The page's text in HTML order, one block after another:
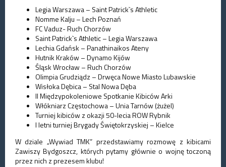
Legia Warszawa – Saint Patrick`s Athletic
Nomme Kalju – Lech Poznań
FC Vaduz- Ruch Chorzów
Saint Patrick`s Athletic – Legia Warszawa
Lechia Gdańsk – Panathinaikos Ateny
Hutnik Kraków – Dynamo Kijów
Śląsk Wrocław – Ruch Chorzów
Olimpia Grudziądz – Drwęca Nowe Miasto Lubawskie
Wisłoka Dębica – Stal Nowa Dęba
II Międzypokoleniowe Spotkanie Kibiców Arki
Włókniarz Częstochowa – Unia Tarnów (żużel)
Turniej kibiców z okazji 50-lecia ROW Rybnik
I letni turniej Brygady Świętokrzyskiej – Kielce
W dziale „Wywiad TMK” przedstawiamy rozmowę z kibicami
Zawiszy Bydgoszcz, których pytamy głównie o wojnę toczoną
przez nich z prezesem klubu!